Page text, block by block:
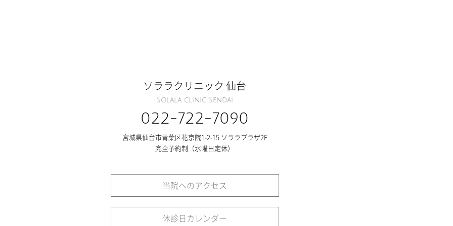
ソララクリニック 仙台
Solala clinic Sendai
022-722-7090
宮城県仙台市青葉区花京院1-2-15 ソララプラザ2F
完全予約制（水曜日定休）
当院へのアクセス
休診日カレンダー